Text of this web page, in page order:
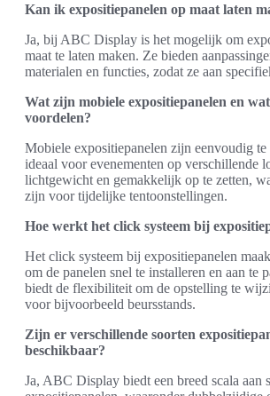
Kan ik expositiepanelen op maat laten
Ja, bij ABC Display is het mogelijk om
maat te laten maken. Ze bieden
materialen en functies, zodat ze aan
Wat zijn mobiele expositiepanelen en
voordelen?
Mobiele expositiepanelen zijn eenvoudig te
ideaal voor evenementen op verschillende
lichtgewicht en gemakkelijk op te zetten,
zijn voor tijdelijke tentoonstellingen.
Hoe werkt het click systeem bij
Het click systeem bij expositiepanelen
om de panelen snel te installeren en aan te
biedt de flexibiliteit om de opstelling te
voor bijvoorbeeld beursstands.
Zijn er verschillende soorten
beschikbaar?
Ja, ABC Display biedt een breed scala aan